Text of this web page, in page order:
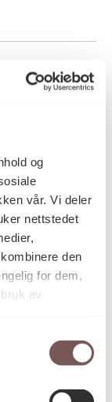
og
vår. Vi deler
nettstedet
den
for dem,
av
papir,